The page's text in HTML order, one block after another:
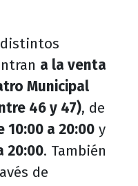
a la venta
Municipal
46 y 47), de
a 20:00 y
20:00. También
de